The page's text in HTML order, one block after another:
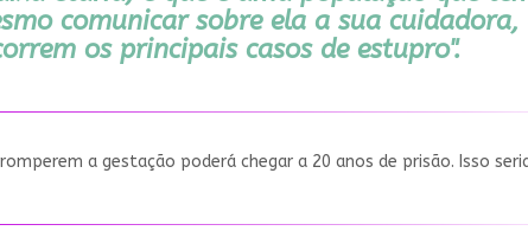
comunicar sobre ela a sua cuidadora,
os principais casos de estupro".
a gestação poderá chegar a 20 anos de prisão. Isso